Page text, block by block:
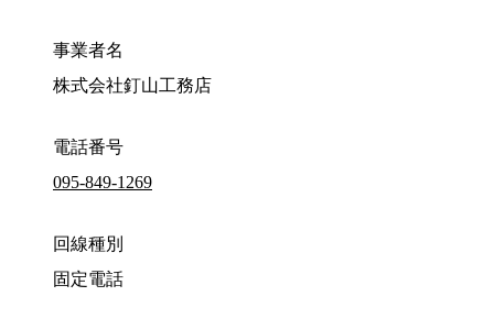
事業者名
株式会社釘山工務店
電話番号
095-849-1269
回線種別
固定電話